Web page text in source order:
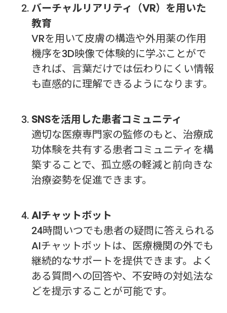
バーチャルリアリティ（VR）を用いた
教育
VRを用いて皮膚の構造や外用薬の作用
機序を3D映像で体験的に学ぶことがで
きれば、言葉だけでは伝わりにくい情報
も直感的に理解できるようになります。
SNSを活用した患者コミュニティ
適切な医療専門家の監修のもと、治療成
功体験を共有する患者コミュニティを構
築することで、孤立感の軽減と前向きな
治療姿勢を促進できます。
AIチャットボット
24時間いつでも患者の疑問に答えられる
AIチャットボットは、医療機関の外でも
継続的なサポートを提供できます。よく
ある質問への回答や、不安時の対処法な
どを提示することが可能です。